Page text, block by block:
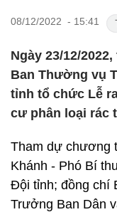
08/12/2022 - 15:41
Ngày 23/12/
Ban Thường vụ
tỉnh tổ chức Lễ
cư phân loại rác
Tham dự chương
Khánh - Phó Bí
Đội tỉnh; đồng chí
Trưởng Ban Dân